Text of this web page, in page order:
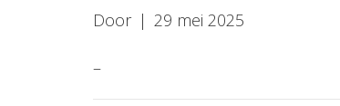
Door | 29 mei 2025
–